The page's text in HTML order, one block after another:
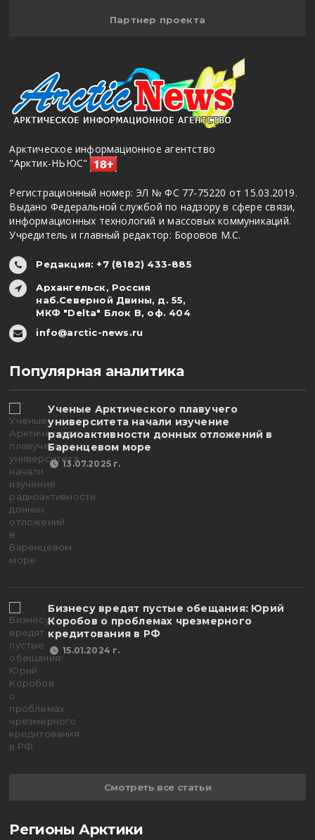
Партнер проекта
Арктическое информационное агентство
"Арктик-НЬЮС"
Регистрационный номер: ЭЛ № ФС 77-75220 от 15.03.2019.
Выдано Федеральной службой по надзору в сфере связи,
информационных технологий и массовых коммуникаций.
Учредитель и главный редактор: Боровов М.С.
Редакция: +7 (8182) 433-885
Архангельск, Россия
наб.Северной Двины, д. 55,
МКФ "Delta" Блок В, оф. 404
info@arctic-news.ru
Популярная аналитика
Ученые Арктического плавучего
университета начали изучение
радиоактивности донных отложений в
Баренцевом море
13.07.2025 г.
Бизнесу вредят пустые обещания: Юрий
Коробов о проблемах чрезмерного
кредитования в РФ
15.01.2024 г.
Смотреть все статьи
Регионы Арктики